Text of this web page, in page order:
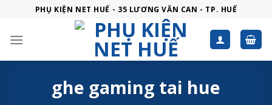
content
PHỤ KIỆN NET HUẾ - 35 LƯƠNG VĂN CAN - TP. HUẾ
ghe gaming tai hue